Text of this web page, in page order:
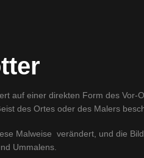
auf einer direkten Form des Vor-
des Ortes oder des Malers
Malweise verändert, und die
Ummalens.